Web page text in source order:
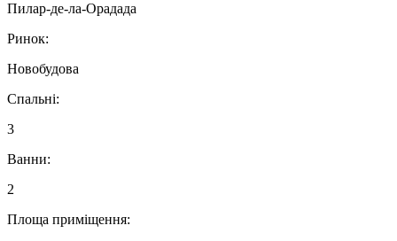
Пилар-де-ла-Орадада
Ринок:
Новобудова
Спальні:
3
Ванни:
2
Площа приміщення: